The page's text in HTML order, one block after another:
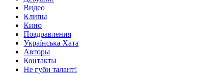
Видео
Клипы
Кино
Поздравления
Українська Хата
Авторы
Контакты
Не губи талант!